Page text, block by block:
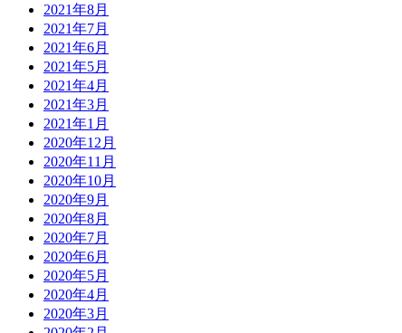
2021年8月
2021年7月
2021年6月
2021年5月
2021年4月
2021年3月
2021年1月
2020年12月
2020年11月
2020年10月
2020年9月
2020年8月
2020年7月
2020年6月
2020年5月
2020年4月
2020年3月